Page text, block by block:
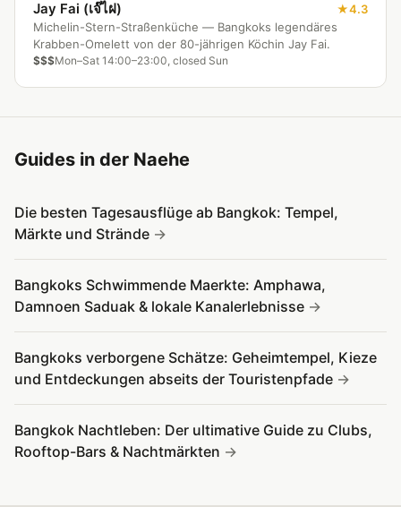
Jay Fai (เจ๊ไฝ)
4.3
Michelin-Stern-Straßenküche — Bangkoks legendäres
Krabben-Omelett von der 80-jährigen Köchin Jay Fai.
$$$Mon–Sat 14:00–23:00, closed Sun
Guides in der Naehe
Die besten Tagesausflüge ab Bangkok: Tempel,
Märkte und Strände
Bangkoks Schwimmende Maerkte: Amphawa,
Damnoen Saduak & lokale Kanalerlebnisse
Bangkoks verborgene Schätze: Geheimtempel, Kieze
und Entdeckungen abseits der Touristenpfade
Bangkok Nachtleben: Der ultimative Guide zu Clubs,
Rooftop-Bars & Nachtmärkten